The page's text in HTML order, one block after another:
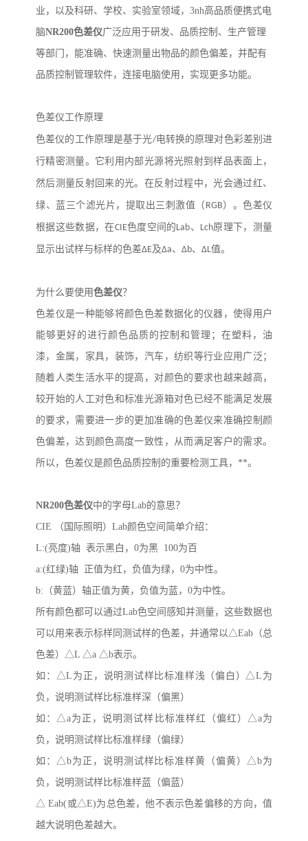
业，以及科研、学校、实验室领域， 3nh高品质便携式电
脑NR200色差仪广泛应用于研发、品质控制、生产管理
等部门，能准确、快速测量出物品的颜色偏差，并配有
品质控制管理软件，连接电脑使用，实现更多功能。
色差仪工作原理
色差仪的工作原理是基于光/电转换的原理对色彩差别进
行精密测量。它利用内部光源将光照射到样品表面上，
然后测量反射回来的光。在反射过程中，光会通过红、
绿、蓝三个滤光片，提取出三刺激值（ RGB）。色差仪
根据这些数据，在CIE色度空间的Lab、 Lch原理下，测量
显示出试样与标样的色差ΔE及Δa、 Δb、 ΔL值。
为什么要使用色差仪？
色差仪是一种能够将颜色色差数据化的仪器，使得用户
能够更好的进行颜色品质的控制和管理；在塑料，油
漆，金属，家具，装饰，汽车，纺织等行业应用广泛；
随着人类生活水平的提高，对颜色的要求也越来越高，
较开始的人工对色和标准光源箱对色已经不能满足发展
的要求，需要进一步的更加准确的色差仪来准确控制颜
色偏差，达到颜色高度一致性，从而满足客户的需求。
所以，色差仪是颜色品质控制的重要检测工具，**。
NR200色差仪中的字母Lab的意思？
CIE （国际照明） Lab颜色空间简单介绍：
L:(亮度)轴 表示黑白， 0为黑 100为百
a:(红绿)轴 正值为红，负值为绿， 0为中性。
b: （黄蓝）轴正值为黄，负值为蓝， 0为中性。
所有颜色都可以通过Lab色空间感知并测量，这些数据也
可以用来表示标样同测试样的色差，并通常以△Eab （总
色差）△L △a △b表示。
如： △L 为正，说明测试样比标准样浅（偏白）△L 为
负，说明测试样比标准样深（偏黑）
如： △a为正，说明测试样比标准样红（偏红）△a为
负，说明测试样比标准样绿（偏绿）
如： △b为正，说明测试样比标准样黄（偏黄）△b为
负，说明测试样比标准样蓝（偏蓝）
△Eab( 或△E)为总色差，他不表示色差偏移的方向，值
越大说明色差越大。